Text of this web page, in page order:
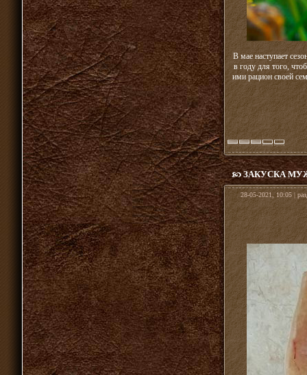
В мае наступает
в году для того,
ими рацион своей
ЗАКУСКА
28-05-2021, 10:05 |